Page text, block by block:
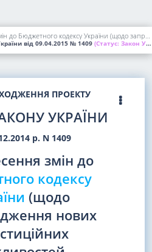
Про внесення змін до Бюджетного кодексу України (щодо запровадження нових інвестиційних можливостей, гарантування прав та законних інтересів суб'єктів підприємницької діяльності для проведення масштабної енергомодернізації)
від 09.04.2015 № 1409 (Статус: Закон України; підписаний Президентом України)
ПРОЕКТУ
УКРАЇНИ
р. N 1409
змін до
кодексу
(щодо
нових